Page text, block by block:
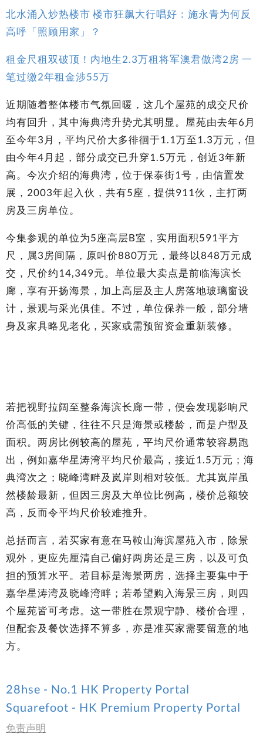
北水涌入炒热楼市 楼市狂飙大行唱好：施永青为何反
高呼「照顾用家」？
租金尺租双破顶！内地生2.3万租将军澳君傲湾2房 一
笔过缴2年租金涉55万
近期随着整体楼市气氛回暖，这几个屋苑的成交尺价
均有回升，其中海典湾升势尤其明显。屋苑由去年6月
至今年3月，平均尺价大多徘徊于1.1万至1.3万元，但
由今年4月起，部分成交已升穿1.5万元，创近3年新
高。今次介绍的海典湾，位于保泰街1号，由信置发
展，2003年起入伙，共有5座，提供911伙，主打两
房及三房单位。
今集参观的单位为5座高层B室，实用面积591平方
尺，属3房间隔，原叫价880万元，最终以848万元成
交，尺价约14,349元。单位最大卖点是前临海滨长
廊，享有开扬海景，加上高层及主人房落地玻璃窗设
计，景观与采光俱佳。不过，单位保养一般，部分墙
身及家具略见老化，买家或需预留资金重新装修。
若把视野拉阔至整条海滨长廊一带，便会发现影响尺
价高低的关键，往往不只是海景或楼龄，而是户型及
面积。两房比例较高的屋苑，平均尺价通常较容易跑
出，例如嘉华星涛湾平均尺价最高，接近1.5万元；海
典湾次之；晓峰湾畔及岚岸则相对较低。尤其岚岸虽
然楼龄最新，但因三房及大单位比例高，楼价总额较
高，反而令平均尺价较难推升。
总括而言，若买家有意在马鞍山海滨屋苑入市，除景
观外，更应先厘清自己偏好两房还是三房，以及可负
担的预算水平。若目标是海景两房，选择主要集中于
嘉华星涛湾及晓峰湾畔；若希望购入海景三房，则四
个屋苑皆可考虑。这一带胜在景观宁静、楼价合理，
但配套及餐饮选择不算多，亦是准买家需要留意的地
方。
28hse - No.1 HK Property Portal
Squarefoot - HK Premium Property Portal
免责声明